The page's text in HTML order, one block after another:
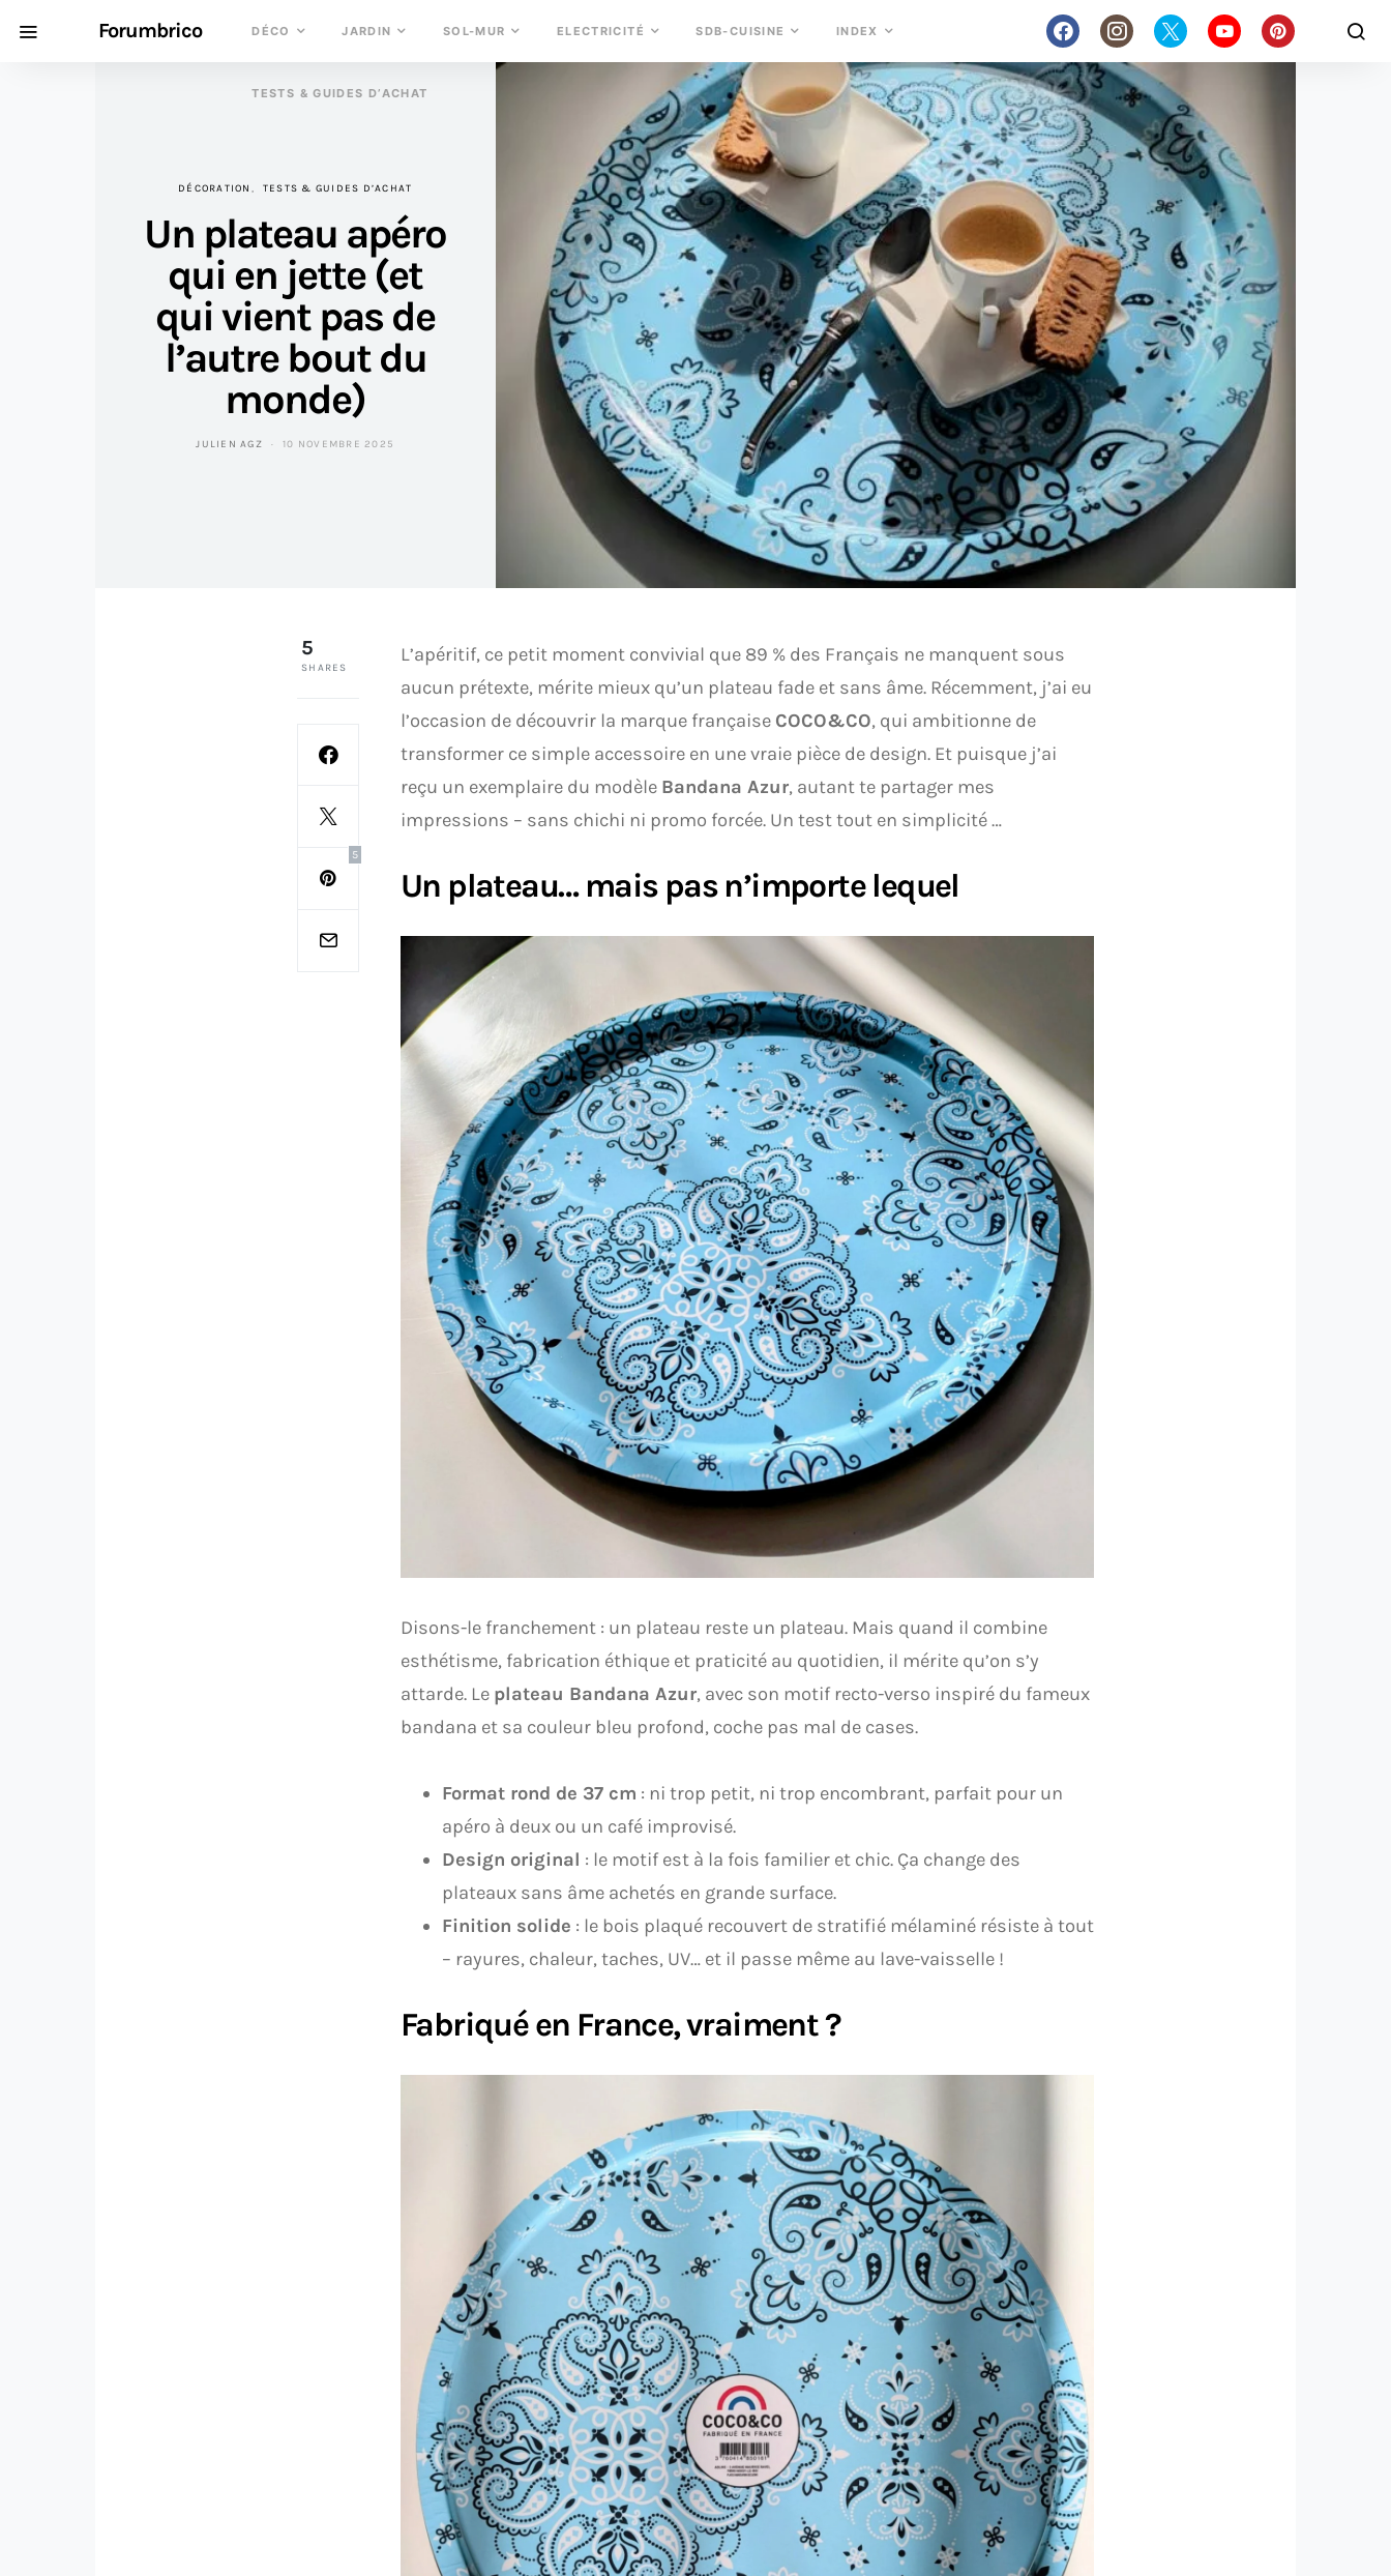
Forumbrico DÉCO JARDIN SOL-MUR ELECTRICITÉ SDB-CUISINE INDEX
TESTS & GUIDES D’ACHAT
DÉCORATION TESTS & GUIDES D’ACHAT
Un plateau apéro
qui en jette (et
qui vient pas de
l’autre bout du
monde)
JULIEN AGZ 10 NOVEMBRE 2025
5
SHARES
5
L’apéritif, ce petit moment convivial que 89 % des Français ne manquent sous
aucun prétexte, mérite mieux qu’un plateau fade et sans âme. Récemment, j’ai eu
l’occasion de découvrir la marque française COCO&CO, qui ambitionne de
transformer ce simple accessoire en une vraie pièce de design. Et puisque j’ai
reçu un exemplaire du modèle Bandana Azur, autant te partager mes
impressions – sans chichi ni promo forcée. Un test tout en simplicité …
Un plateau… mais pas n’importe lequel
Disons-le franchement : un plateau reste un plateau. Mais quand il combine
esthétisme, fabrication éthique et praticité au quotidien, il mérite qu’on s’y
attarde. Le plateau Bandana Azur, avec son motif recto-verso inspiré du fameux
bandana et sa couleur bleu profond, coche pas mal de cases.
Format rond de 37 cm : ni trop petit, ni trop encombrant, parfait pour un
apéro à deux ou un café improvisé.
Design original : le motif est à la fois familier et chic. Ça change des
plateaux sans âme achetés en grande surface.
Finition solide : le bois plaqué recouvert de stratifié mélaminé résiste à tout
– rayures, chaleur, taches, UV… et il passe même au lave-vaisselle !
Fabriqué en France, vraiment ?